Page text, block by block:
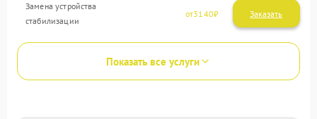
Замена устройства
стабилизации
3140
Показать все услуги